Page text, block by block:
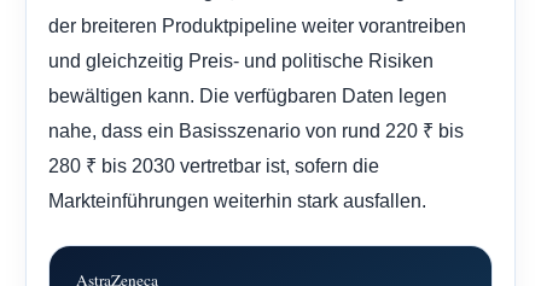
der breiteren Produktpipeline weiter vorantreiben
und gleichzeitig Preis- und politische Risiken
bewältigen kann. Die verfügbaren Daten legen
nahe, dass ein Basisszenario von rund 220 ₹ bis
280 ₹ bis 2030 vertretbar ist, sofern die
Markteinführungen weiterhin stark ausfallen.